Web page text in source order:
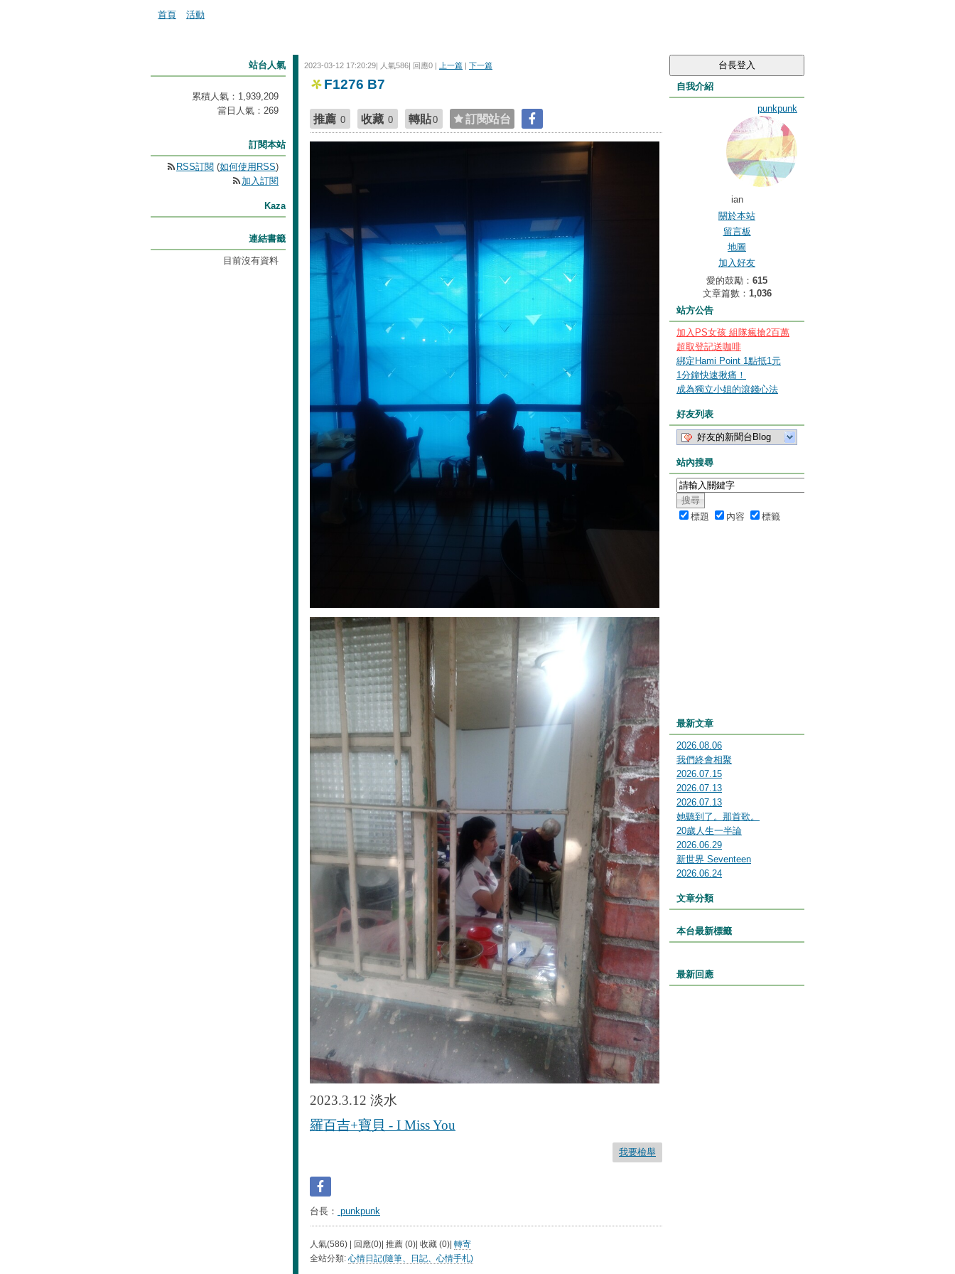
首頁 活動
2023-03-12 17:20:29| 人氣586| 回應0 | 上一篇 | 下一篇
F1276 B7
推薦 0 收藏 0 轉貼0 訂閱站台
2023.3.12 淡水
羅百吉+寶貝 - I Miss You
我要檢舉
台長： punkpunk
人氣(586) | 回應(0)| 推薦 (0)| 收藏 (0)| 轉寄
全站分類: 心情日記(隨筆、日記、心情手札)
自我介紹
punkpunk
ian
關於本站
留言板
地圖
加入好友
愛的鼓勵： 615
文章篇數： 1,036
站方公告
加入PS女孩 組隊瘋搶2百萬
超取登記送咖啡
綁定Hami Point 1點抵1元
1分鐘快速揪痛！
成為獨立小姐的滾錢心法
好友列表
好友的新聞台Blog
站內搜尋
標題 內容 標籤
最新文章
2026.08.06
我們終會相聚
2026.07.15
2026.07.13
2026.07.13
她聽到了。那首歌。
20歲人生一半論
2026.06.29
新世界 Seventeen
2026.06.24
文章分類
本台最新標籤
最新回應
站台人氣
累積人氣： 1,939,209
當日人氣： 269
訂閱本站
RSS訂閱 (如何使用RSS)
加入訂閱
Kaza
連結書籤
目前沒有資料